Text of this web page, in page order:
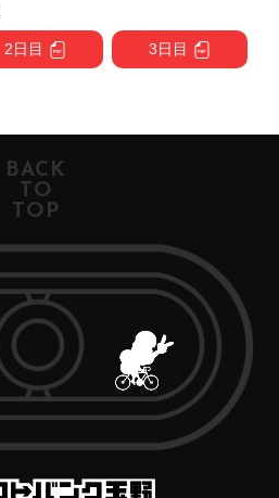
2日目 3日目
BACK
TO
TOP